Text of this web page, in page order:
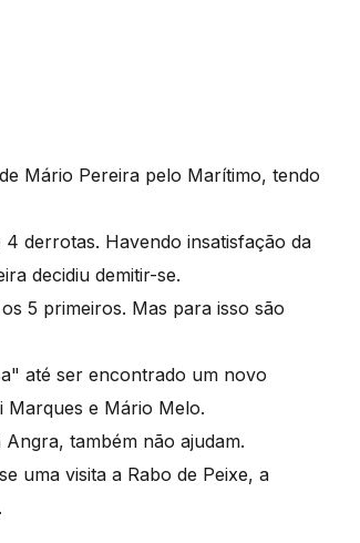
Mário Pereira pelo Marítimo, tendo
derrotas. Havendo insatisfação da
decidiu demitir-se.
5 primeiros. Mas para isso são
até ser encontrado um novo
Marques e Mário Melo.
também não ajudam.
uma visita a Rabo de Peixe, a